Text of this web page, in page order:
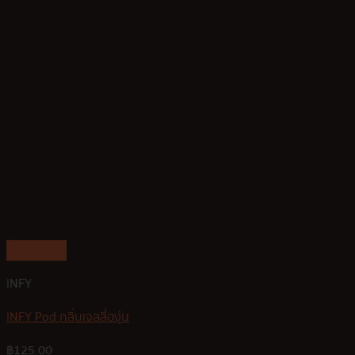
INFY
INFY Pod กลิ่นเจลลี่องุ่น
฿125.00